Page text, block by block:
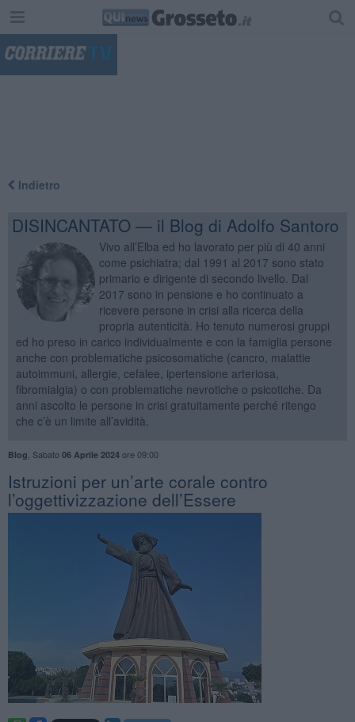
Indietro
DISINCANTATO — il Blog di Adolfo Santoro
Vivo all’Elba ed ho lavorato per più di 40 anni
come psichiatra; dal 1991 al 2017 sono stato
primario e dirigente di secondo livello. Dal
2017 sono in pensione e ho continuato a
ricevere persone in crisi alla ricerca della
propria autenticità. Ho tenuto numerosi gruppi
ed ho preso in carico individualmente e con la famiglia persone
anche con problematiche psicosomatiche (cancro, malattie
autoimmuni, allergie, cefalee, ipertensione arteriosa,
fibromialgia) o con problematiche nevrotiche o psicotiche. Da
anni ascolto le persone in crisi gratuitamente perché ritengo
che c’è un limite all’avidità.
Blog Sabato 06 Aprile 2024ore 09:00
Istruzioni per un’arte corale contro
l’oggettivizzazione dell’Essere